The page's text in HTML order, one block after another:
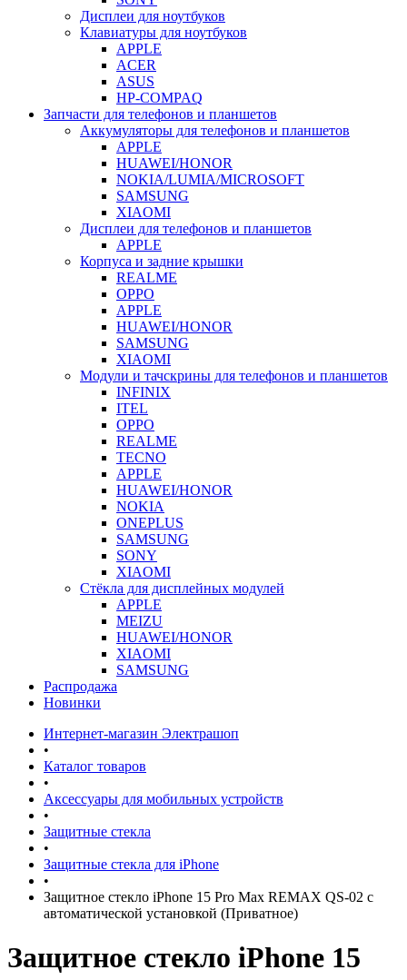
Дисплеи для ноутбуков
Клавиатуры для ноутбуков
APPLE
ACER
ASUS
HP-COMPAQ
Запчасти для телефонов и планшетов
Аккумуляторы для телефонов и планшетов
APPLE
HUAWEI/HONOR
NOKIA/LUMIA/MICROSOFT
SAMSUNG
XIAOMI
Дисплеи для телефонов и планшетов
APPLE
Корпуса и задние крышки
REALME
OPPO
APPLE
HUAWEI/HONOR
SAMSUNG
XIAOMI
Модули и тачскрины для телефонов и планшетов
INFINIX
ITEL
OPPO
REALME
TECNO
APPLE
HUAWEI/HONOR
NOKIA
ONEPLUS
SAMSUNG
SONY
XIAOMI
Стёкла для дисплейных модулей
APPLE
MEIZU
HUAWEI/HONOR
XIAOMI
SAMSUNG
Распродажа
Новинки
Интернет-магазин Электрашоп
•
Каталог товаров
•
Аксессуары для мобильных устройств
•
Защитные стекла
•
Защитные стекла для iPhone
•
Защитное стекло iPhone 15 Pro Max REMAX QS-02 с
автоматической установкой (Приватное)
Защитное стекло iPhone 15